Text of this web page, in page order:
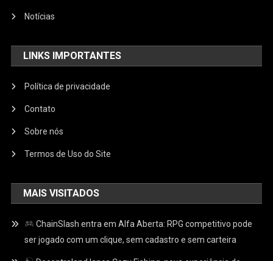
Notícias
LINKS IMPORTANTES
Política de privacidade
Contato
Sobre nós
Termos de Uso do Site
MAIS VISITADOS
ChainSlash entra em Alfa Aberta: RPG competitivo pode
ser jogado com um clique, sem cadastro e sem carteira